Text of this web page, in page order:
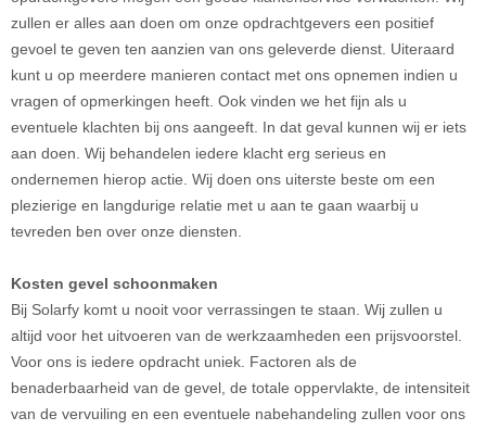
zullen er alles aan doen om onze opdrachtgevers een positief
gevoel te geven ten aanzien van ons geleverde dienst. Uiteraard
kunt u op meerdere manieren contact met ons opnemen indien u
vragen of opmerkingen heeft. Ook vinden we het fijn als u
eventuele klachten bij ons aangeeft. In dat geval kunnen wij er iets
aan doen. Wij behandelen iedere klacht erg serieus en
ondernemen hierop actie. Wij doen ons uiterste beste om een
plezierige en langdurige relatie met u aan te gaan waarbij u
tevreden ben over onze diensten.
Kosten gevel schoonmaken
Bij Solarfy komt u nooit voor verrassingen te staan. Wij zullen u
altijd voor het uitvoeren van de werkzaamheden een prijsvoorstel.
Voor ons is iedere opdracht uniek. Factoren als de
benaderbaarheid van de gevel, de totale oppervlakte, de intensiteit
van de vervuiling en een eventuele nabehandeling zullen voor ons